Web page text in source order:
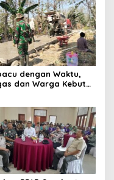
dengan Waktu,
dan Warga Kebut